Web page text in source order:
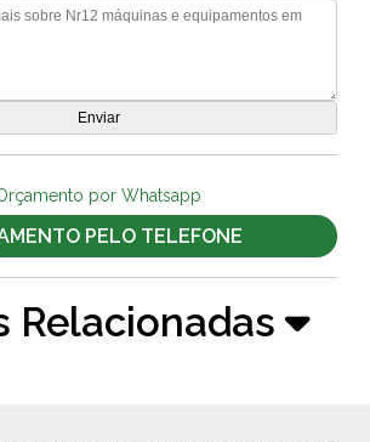
por Whatsapp
PELO TELEFONE
Relacionadas